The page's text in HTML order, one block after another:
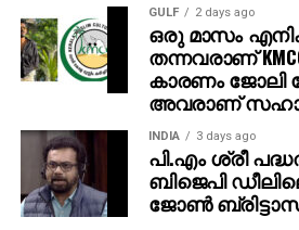
ബെറികള്‍ (സ്ട്രോബെറി,
ആന്തോസയാനിനുകള്‍,
ശക്തമായ
അടങ്ങിയിരിക്കുന്നു. ഇവ
പ്രവര്‍ത്തനം മെച്ചപ്പെടുത്തുകയും
കുറയ്ക്കുകയും ഹൃദയാഘാത
കുറയ്ക്കുകയും ചെയ്യും.
GULF 2 days ago
ഒരു മാസം
തന്നവരാണ്
കാരണം ജോലി
അവരാണ്
INDIA 3 days ago
പി.എം ശ്രീ
ബിജെപി
ജോണ്‍